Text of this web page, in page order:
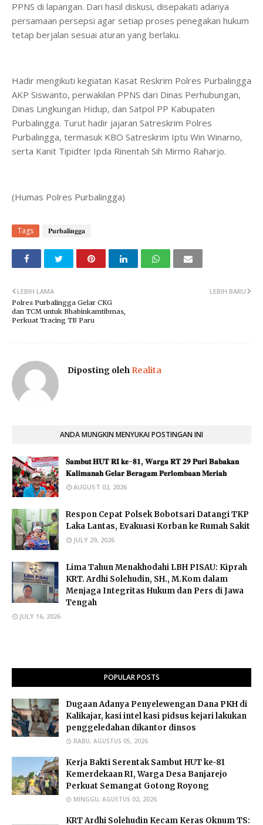
PPNS di lapangan. Dari hasil diskusi, disepakati adanya
persamaan persepsi agar setiap proses penegakan hukum
tetap berjalan sesuai aturan yang berlaku.
Hadir mengikuti kegiatan Kasat Reskrim Polres Purbalingga
AKP Siswanto, perwakilan PPNS dari Dinas Perhubungan,
Dinas Lingkungan Hidup, dan Satpol PP Kabupaten
Purbalingga. Turut hadir jajaran Satreskrim Polres
Purbalingga, termasuk KBO Satreskrim Iptu Win Winarno,
serta Kanit Tipidter Ipda Rinentah Sih Mirmo Raharjo.
(Humas Polres Purbalingga)
Tags 𝐏𝐮𝐫𝐛𝐚𝐥𝐢𝐧𝐠𝐠𝐚
LEBIH BARU
LEBIH LAMA
Polres Purbalingga Gelar CKG
dan TCM untuk Bhabinkamtibmas,
Perkuat Tracing TB Paru
Diposting oleh Realita
ANDA MUNGKIN MENYUKAI POSTINGAN INI
​𝐒𝐚𝐦𝐛𝐮𝐭 𝐇𝐔𝐓 𝐑𝐈 𝐤𝐞-𝟖𝟏, 𝐖𝐚𝐫𝐠𝐚 𝐑𝐓 𝟐𝟗 𝐏𝐮𝐫𝐢 𝐁𝐚𝐛𝐚𝐤𝐚𝐧
𝐊𝐚𝐥𝐢𝐦𝐚𝐧𝐚𝐡 𝐆𝐞𝐥𝐚𝐫 𝐁𝐞𝐫𝐚𝐠𝐚𝐦 𝐏𝐞𝐫𝐥𝐨𝐦𝐛𝐚𝐚𝐧 𝐌𝐞𝐫𝐢𝐚𝐡
AUGUST 02, 2026
Respon Cepat Polsek Bobotsari Datangi TKP
Laka Lantas, Evakuasi Korban ke Rumah Sakit
JULY 29, 2026
​Lima Tahun Menakhodahi LBH PISAU: Kiprah
KRT. Ardhi Solehudin, SH., M.Kom dalam
Menjaga Integritas Hukum dan Pers di Jawa
Tengah
JULY 16, 2026
POPULAR POSTS
Dugaan Adanya Penyelewengan Dana PKH di
Kalikajar, kasi intel kasi pidsus kejari lakukan
penggeledahan dikantor dinsos
RABU, AGUSTUS 05, 2026
Kerja Bakti Serentak Sambut HUT ke-81
Kemerdekaan RI, Warga Desa Banjarejo
Perkuat Semangat Gotong Royong
MINGGU, AGUSTUS 02, 2026
​KRT Ardhi Solehudin Kecam Keras Oknum TS: